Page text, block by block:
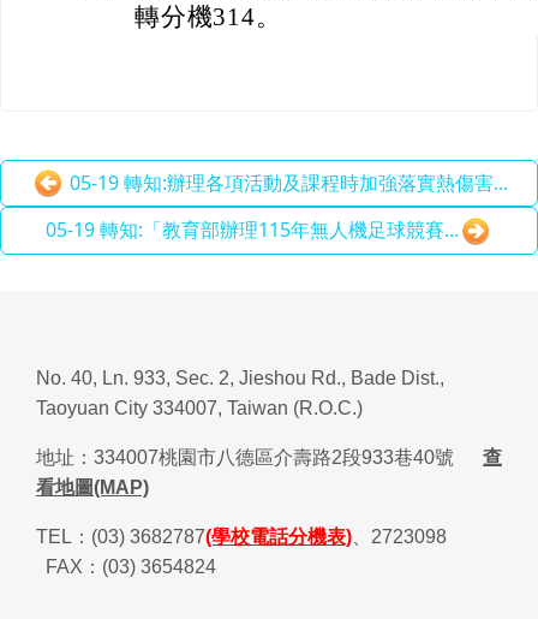
轉分機314。
05-19 轉知:辦理各項活動及課程時加強落實熱傷害...
05-19 轉知:「教育部辦理115年無人機足球競賽...
No. 40, Ln. 933, Sec. 2, Jieshou Rd., Bade Dist.,
Taoyuan City 334007, Taiwan (R.O.C.)
地址： 334007桃園市八德區介壽路2段933巷40號
查
看地圖(MAP)
TEL ： (03) 3682787(學校電話分機表)
2723098
FAX ： (03) 3654824